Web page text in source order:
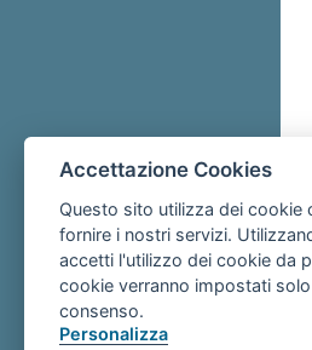
Accettazione Cookies
Questo sito utilizza dei cookie
fornire i nostri servizi.
accetti l'utilizzo dei cookie da
cookie verranno impostati
consenso.
Personalizza